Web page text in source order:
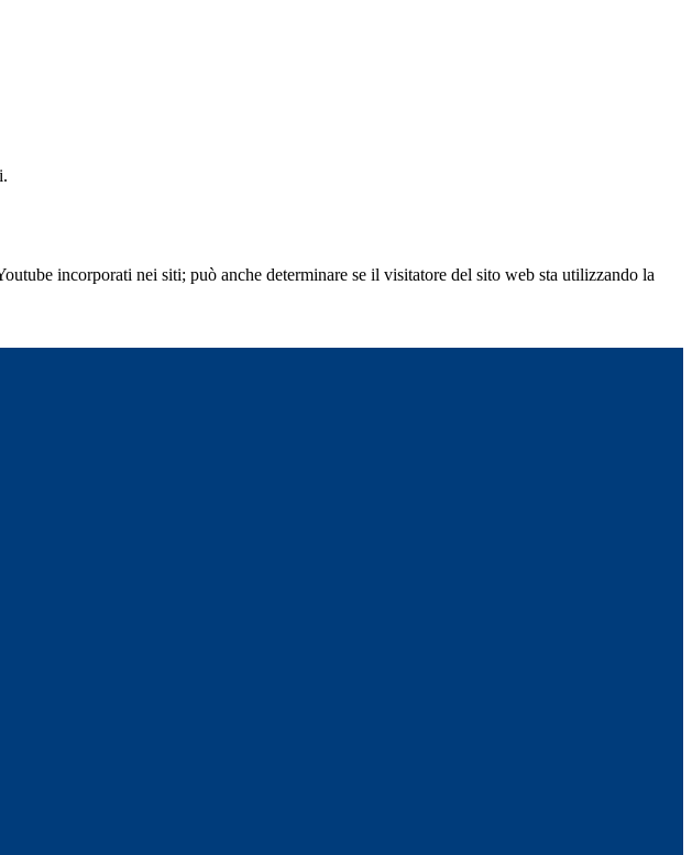
incorporati nei siti; può anche determinare se il visitatore del sito web sta utilizzando la